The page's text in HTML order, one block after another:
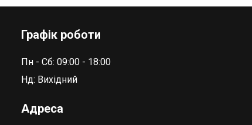
Графік роботи
Пн - Сб: 09:00 - 18:00
Нд: Вихідний
Адреса